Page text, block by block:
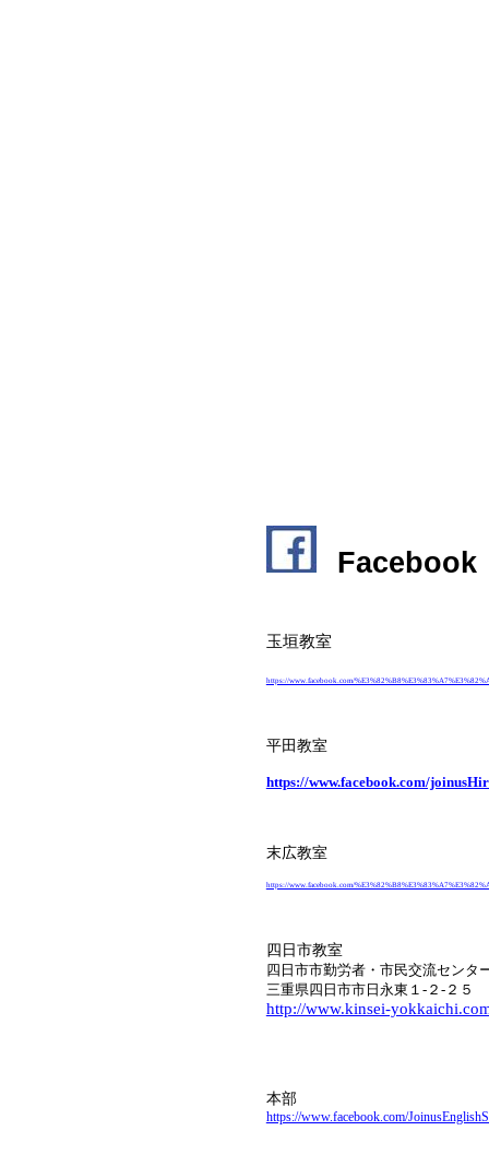
Facebook
玉垣教室
https://www.facebook.com/
平田教室
https://www.facebook.com/
末広教室
https://www.facebook.com/
四日市教室
四日市市勤労者・市民交流センタ
三重県四日市市日永東 １ -２ -２５
http://www.kinsei-
本部
https://www.facebook.com/